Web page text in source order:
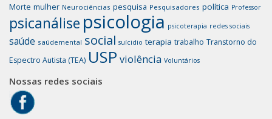
Morte mulher Neurociências pesquisa Pesquisadores política Professor
psicanálise psicologia psicoterapia redes sociais
saúde saúdemental social suícidio terapia trabalho Transtorno do
Espectro Autista (TEA) USP violência Voluntários
Nossas redes sociais